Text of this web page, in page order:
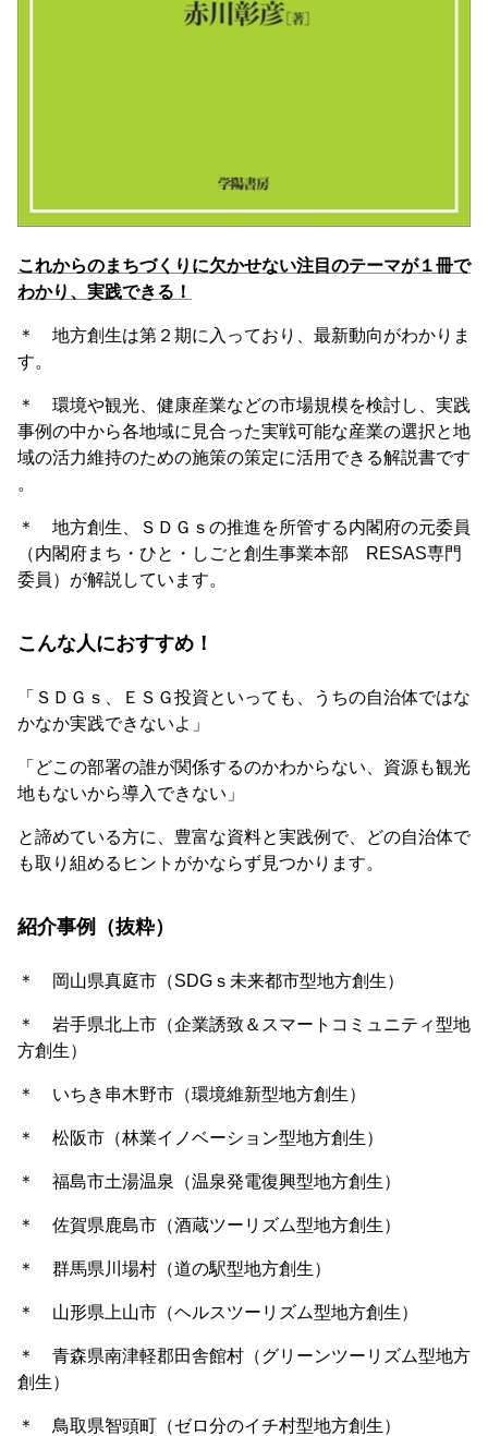
これからのまちづくりに欠かせない注目のテーマが１冊で
わかり、実践できる！
＊ 地方創生は第２期に入っており、最新動向がわかりま
す。
＊ 環境や観光、健康産業などの市場規模を検討し、実践
事例の中から各地域に見合った実戦可能な産業の選択と地
域の活力維持のための施策の策定に活用できる解説書です
。
＊ 地方創生、ＳＤＧｓの推進を所管する内閣府の元委員
（内閣府まち・ひと・しごと創生事業本部 RESAS専門
委員）が解説しています。
こんな人におすすめ！
「ＳＤＧｓ、ＥＳＧ投資といっても、うちの自治体ではな
かなか実践できないよ」
「どこの部署の誰が関係するのかわからない、資源も観光
地もないから導入できない」
と諦めている方に、豊富な資料と実践例で、どの自治体で
も取り組めるヒントがかならず見つかります。
紹介事例（抜粋）
＊ 岡山県真庭市（SDGｓ未来都市型地方創生）
＊ 岩手県北上市（企業誘致＆スマートコミュニティ型地
方創生）
＊ いちき串木野市（環境維新型地方創生）
＊ 松阪市（林業イノベーション型地方創生）
＊ 福島市土湯温泉（温泉発電復興型地方創生）
＊ 佐賀県鹿島市（酒蔵ツーリズム型地方創生）
＊ 群馬県川場村（道の駅型地方創生）
＊ 山形県上山市（ヘルスツーリズム型地方創生）
＊ 青森県南津軽郡田舎館村（グリーンツーリズム型地方
創生）
＊ 鳥取県智頭町（ゼロ分のイチ村型地方創生）